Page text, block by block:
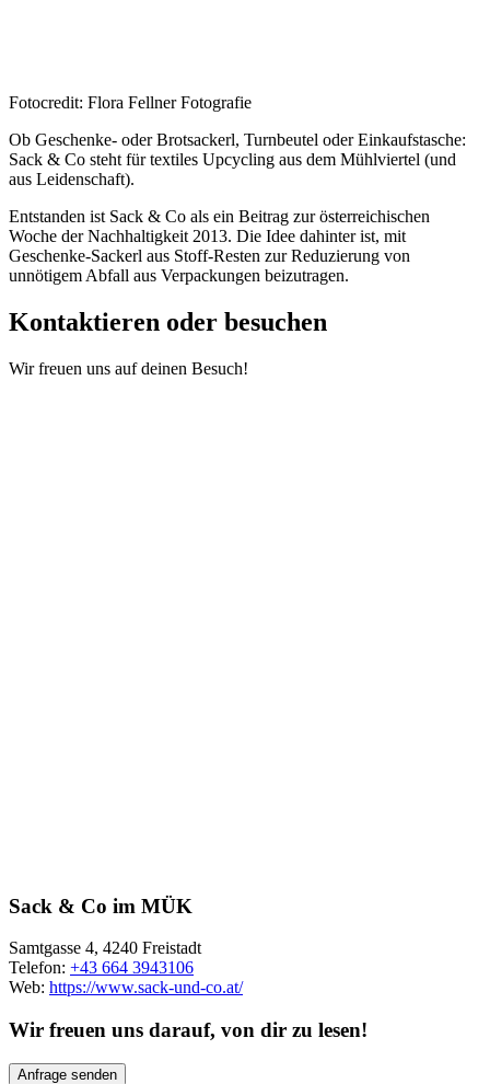
Fotocredit: Flora Fellner Fotografie
Ob Geschenke- oder Brotsackerl, Turnbeutel oder Einkaufstasche:
Sack & Co steht für textiles Upcycling aus dem Mühlviertel (und
aus Leidenschaft).
Entstanden ist Sack & Co als ein Beitrag zur österreichischen
Woche der Nachhaltigkeit 2013. Die Idee dahinter ist, mit
Geschenke-Sackerl aus Stoff-Resten zur Reduzierung von
unnötigem Abfall aus Verpackungen beizutragen.
Kontaktieren oder besuchen
Wir freuen uns auf deinen Besuch!
Sack & Co im MÜK
Samtgasse 4, 4240 Freistadt
Telefon: +43 664 3943106
Web: https://www.sack-und-co.at/
Wir freuen uns darauf, von dir zu lesen!
Anfrage senden